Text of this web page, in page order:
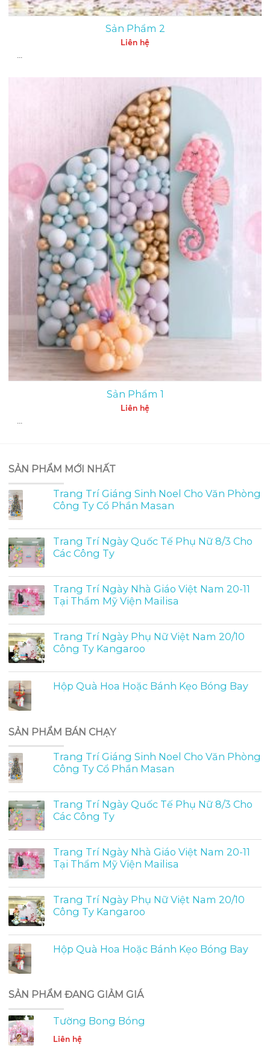
Sản Phẩm 2
Liên hệ
Sản Phẩm 1
Liên hệ
SẢN PHẨM MỚI NHẤT
Trang Trí Giáng Sinh Noel Cho Văn Phòng
Công Ty Cổ Phần Masan
Trang Trí Ngày Quốc Tế Phụ Nữ 8/3 Cho
Các Công Ty
Trang Trí Ngày Nhà Giáo Việt Nam 20-11
Tại Thẩm Mỹ Viện Mailisa
Trang Trí Ngày Phụ Nữ Việt Nam 20/10
Công Ty Kangaroo
Hộp Quà Hoa Hoặc Bánh Kẹo Bóng Bay
SẢN PHẨM BÁN CHẠY
Trang Trí Giáng Sinh Noel Cho Văn Phòng
Công Ty Cổ Phần Masan
Trang Trí Ngày Quốc Tế Phụ Nữ 8/3 Cho
Các Công Ty
Trang Trí Ngày Nhà Giáo Việt Nam 20-11
Tại Thẩm Mỹ Viện Mailisa
Trang Trí Ngày Phụ Nữ Việt Nam 20/10
Công Ty Kangaroo
Hộp Quà Hoa Hoặc Bánh Kẹo Bóng Bay
SẢN PHẨM ĐANG GIẢM GIÁ
Tường Bong Bóng
Liên hệ